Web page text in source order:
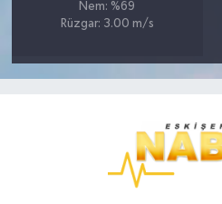
Nem: %69
Rüzgar: 3.00 m/s